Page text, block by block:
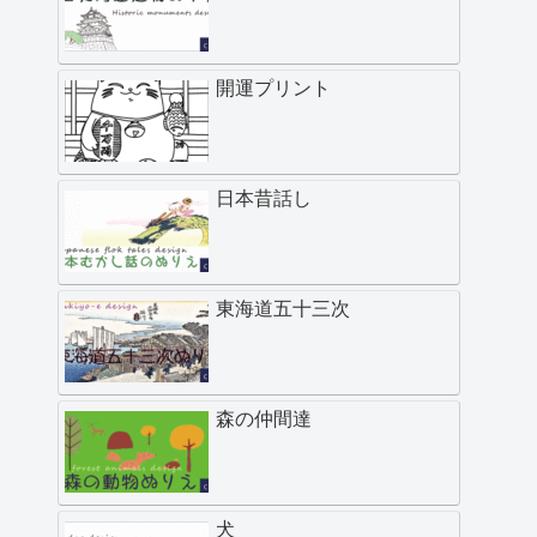
開運プリント
日本昔話し
東海道五十三次
森の仲間達
犬